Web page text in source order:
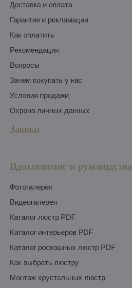
Доставка и оплата
Гарантия и рекламации
Как оплатить
Pекомендация
Вопросы
Зачем покупать у нас
Условия продажи
Охрана личных данных
Заявки
Вдохновение и руководства
Фотогалерея
Видеогалерея
Каталог люстр PDF
Каталог интерьеров PDF
Каталог роскошных люстр PDF
Как выбрать люстру
Монтаж хрустальных люстр